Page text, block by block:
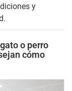
y
o perro
cómo